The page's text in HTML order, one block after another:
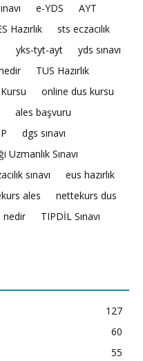
e-YDS
AYT
Hazırlık
sts eczacılık
yks-tyt-ayt
yds sınavı
TUS Hazırlık
online dus kursu
ales başvuru
dgs sınavı
Uzmanlık Sınavı
sınavı
eus hazırlık
ales
nettekurs dus
nedir
TIPDİL Sınavı
127
60
55